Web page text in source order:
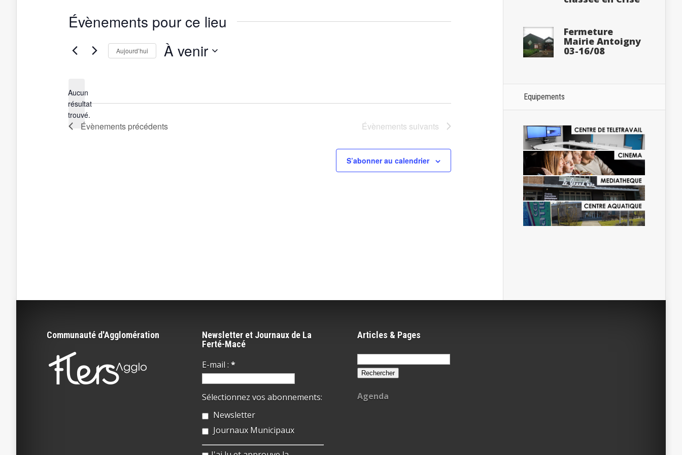
Évènements pour ce lieu
Notice
Aucun
résultat
trouvé.
Aujourd’hui À venir
Évènements précédents Évènements suivants
S’abonner au calendrier
Fermeture
Mairie Antoigny
03-16/08
Equipements
Communauté d'Agglomération
Newsletter et Journaux de La
Ferté-Macé
E-mail : *
Sélectionnez vos abonnements:
Newsletter
Journaux Municipaux
Articles & Pages
Rechercher :
Agenda